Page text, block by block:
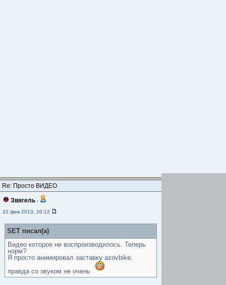
Re: Просто ВИДЕО
Звягель -
22 фев 2013, 20:12
SET писал(а)
Видео которое не воспроизводилось. Теперь
норм?
Я просто анимировал заставку azovbike,
правда со звуком не очень